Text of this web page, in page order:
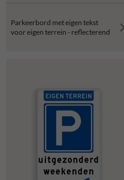
Parkeerbord met eigen tekst
voor eigen terrein - reflecterend